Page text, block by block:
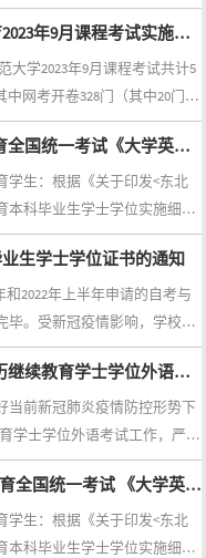
关事宜通知如下。 一、申请
年1月期间毕业的本科学
授予成人高等教育本科毕业生
东师校发字〔2020〕35号）
件。二、申请时间及操作办法
年3月5日-2025年4月7日0
东北师范大学网络教育2023年9月课程考试实施在线考试...
大学2023年9月课程考试共计5
网考开卷328门（其中20门为
离线作业考核处下载，完成作
网考闭卷235门，具体考核形
范大学2023年9月课程考试计
统完成考试，现将相关事项
所有参加考试的学生，在学
试”栏目 ，下载最...
关于2023年4月网络教育全国统一考试《大学英语》重考...
学生：根据《关于印发<东北
本科毕业生学士学位实施细则
发字[2020]35号）要求，在我
毕业生申请学士学位的条件
加了“参加网络教育公共基础
成绩达到85分（含）以上”
育非英语专业在读本科生已办
英语C》免考或统考成绩合...
生学士学位证书的通知
2022年上半年申请的自考与
毕。受新冠疫情影响，学校实
领取证书，可申请邮寄的方式
领取时间与我校学生部联系
时间：2022年9月13日—9月2
关于2022年9月高等学历继续教育学士学位外语考试调整...
当前新冠肺炎疫情防控形势下
学士学位外语考试工作，严格
规定，维护广大考生和考务工
全，确保考试平稳有序进行，
学位外语考试取消线下考试安
方式进行，现将有关事项通
关于2022年10月网络教育全国统一考试​ 《大学英语...
学生：根据《关于印发<东北
本科毕业生学士学位实施细则